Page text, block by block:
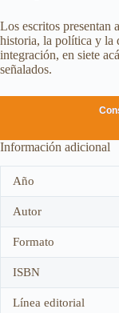
Los escritos presentan
historia, la política y la
integración, en siete
señalados.
Información adicional
Año
Autor
Formato
ISBN
Línea editorial